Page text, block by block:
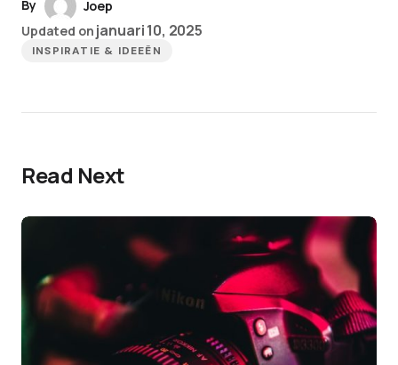
By
Joep
Updated on januari 10, 2025
INSPIRATIE & IDEEËN
Read Next